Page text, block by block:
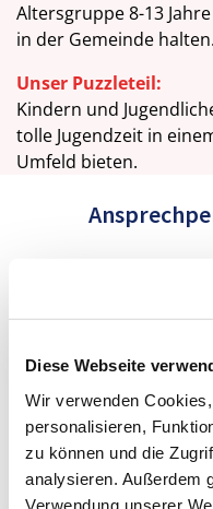
Diese Webseite
Wir verwenden
personalisieren,
zu können und die
analysieren. Außerdem
Verwendung unserer
Altersgruppe 8-13
in der Gemeinde halten.
Unser Puzzleteil:
Kindern und
tolle Jugendzeit in
Umfeld bieten.
Die Stelle für die